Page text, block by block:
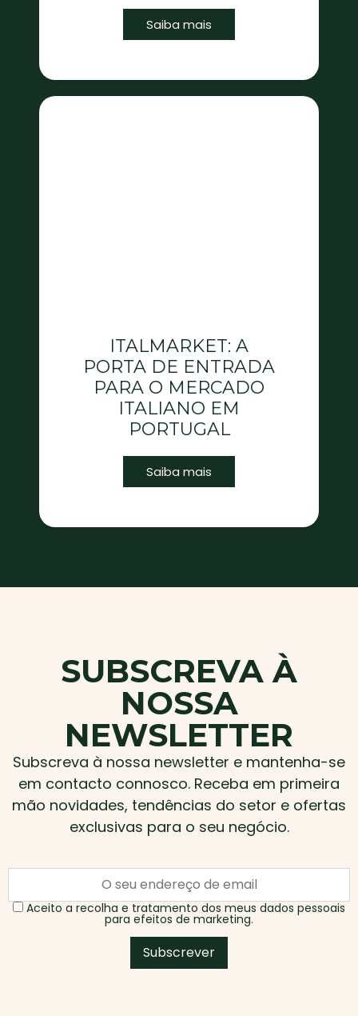
Saiba mais
ITALMARKET: A
PORTA DE ENTRADA
PARA O MERCADO
ITALIANO EM
PORTUGAL
Saiba mais
SUBSCREVA À
NOSSA
NEWSLETTER
Subscreva à nossa newsletter e mantenha-se
em contacto connosco. Receba em primeira
mão novidades, tendências do setor e ofertas
exclusivas para o seu negócio.
Aceito a recolha e tratamento dos meus dados pessoais
para efeitos de marketing.